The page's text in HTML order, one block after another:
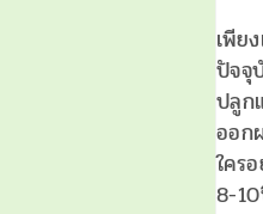
เพีย
ปัจจุ
ปลูก
ออก
ใคร
8-